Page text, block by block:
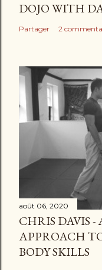
DOJO WITH
Partager 2
août 06, 2020
CHRIS DAVIS -
APPROACH
BODY SKILLS